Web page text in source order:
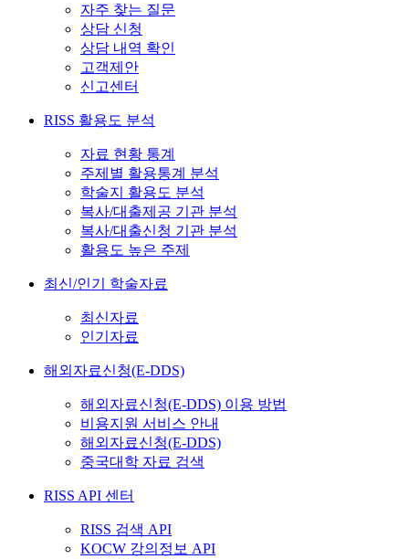
자주 찾는 질문
상담 신청
상담 내역 확인
고객제안
신고센터
RISS 활용도 분석
자료 현황 통계
주제별 활용통계 분석
학술지 활용도 분석
복사/대출제공 기관 분석
복사/대출신청 기관 분석
활용도 높은 주제
최신/인기 학술자료
최신자료
인기자료
해외자료신청(E-DDS)
해외자료신청(E-DDS) 이용 방법
비용지원 서비스 안내
해외자료신청(E-DDS)
중국대학 자료 검색
RISS API 센터
RISS 검색 API
KOCW 강의정보 API